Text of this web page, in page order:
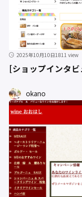
2025年10月10日1811 view
[ショップインタ
okano